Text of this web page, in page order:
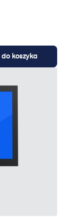
do koszyka